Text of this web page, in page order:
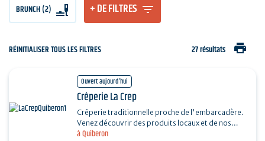
BRUNCH (2) + DE FILTRES
RÉINITIALISER TOUS LES FILTRES 27 résultats print
Ouvert aujourd'hui
à Quiberon
Crêperie La Crep
Crêperie traditionnelle proche de l'embarcadère.
Venez découvrir des produits locaux et de nos
régions sélectionnés par nos soins. Salles au